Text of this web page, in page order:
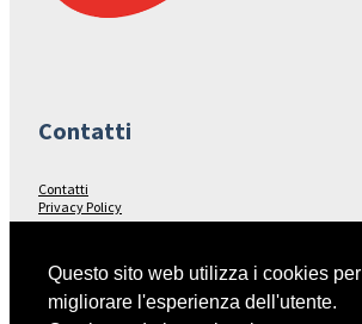
Contatti
Contatti
Privacy Policy
Seguici su…
Questo sito web utilizza i cookies per
migliorare l'esperienza dell'utente.